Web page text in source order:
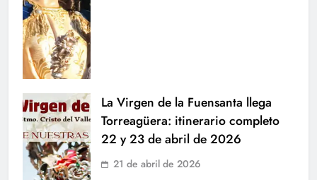
La Virgen de la Fuensanta llega
Torreagüera: itinerario completo
22 y 23 de abril de 2026
21 de abril de 2026